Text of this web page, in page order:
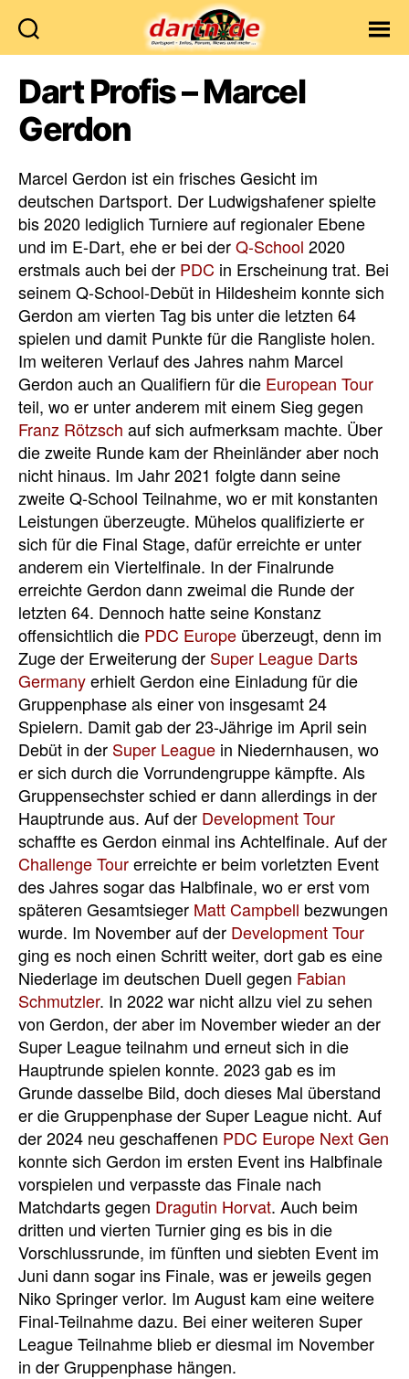
Dart Profis – Marcel
Gerdon
Marcel Gerdon ist ein frisches Gesicht im
deutschen Dartsport. Der Ludwigshafener spielte
bis 2020 lediglich Turniere auf regionaler Ebene
und im E-Dart, ehe er bei derQ-School 2020
erstmals auch bei der PDC in Erscheinung trat. Bei
seinem Q-School-Debüt in Hildesheim konnte sich
Gerdon am vierten Tag bis unter die letzten 64
spielen und damit Punkte für die Rangliste holen.
Im weiteren Verlauf des Jahres nahm Marcel
Gerdon auch an Qualifiern für die European Tour
teil, wo er unter anderem mit einem Sieg gegen
Franz Rötzsch auf sich aufmerksam machte. Über
die zweite Runde kam der Rheinländer aber noch
nicht hinaus. Im Jahr 2021 folgte dann seine
zweite Q-School Teilnahme, wo er mit konstanten
Leistungen überzeugte. Mühelos qualifizierte er
sich für die Final Stage, dafür erreichte er unter
anderem ein Viertelfinale. In der Finalrunde
erreichte Gerdon dann zweimal die Runde der
letzten 64. Dennoch hatte seine Konstanz
offensichtlich die PDC Europe überzeugt, denn im
Zuge der Erweiterung der Super League Darts
Germanyerhielt Gerdon eine Einladung für die
Gruppenphase als einer von insgesamt 24
Spielern. Damit gab der 23-Jährige im April sein
Debüt in der Super League in Niedernhausen, wo
er sich durch die Vorrundengruppe kämpfte. Als
Gruppensechster schied er dann allerdings in der
Hauptrunde aus. Auf der Development Tour
schaffte es Gerdon einmal ins Achtelfinale. Auf der
Challenge Tourerreichte er beim vorletzten Event
des Jahres sogar das Halbfinale, wo er erst vom
späteren Gesamtsieger Matt Campbell bezwungen
wurde. Im November auf der Development Tour
ging es noch einen Schritt weiter, dort gab es eine
Niederlage im deutschen Duell gegen Fabian
Schmutzler. In 2022 war nicht allzu viel zu sehen
von Gerdon, der aber im November wieder an der
Super League teilnahm und erneut sich in die
Hauptrunde spielen konnte. 2023 gab es im
Grunde dasselbe Bild, doch dieses Mal überstand
er die Gruppenphase der Super League nicht. Auf
der 2024 neu geschaffenen PDC Europe Next Gen
konnte sich Gerdon im ersten Event ins Halbfinale
vorspielen und verpasste das Finale nach
Matchdarts gegen Dragutin Horvat. Auch beim
dritten und vierten Turnier ging es bis in die
Vorschlussrunde, im fünften und siebten Event im
Juni dann sogar ins Finale, was er jeweils gegen
Niko Springer verlor. Im August kam eine weitere
Final-Teilnahme dazu. Bei einer weiteren Super
League Teilnahme blieb er diesmal im November
in der Gruppenphase hängen.